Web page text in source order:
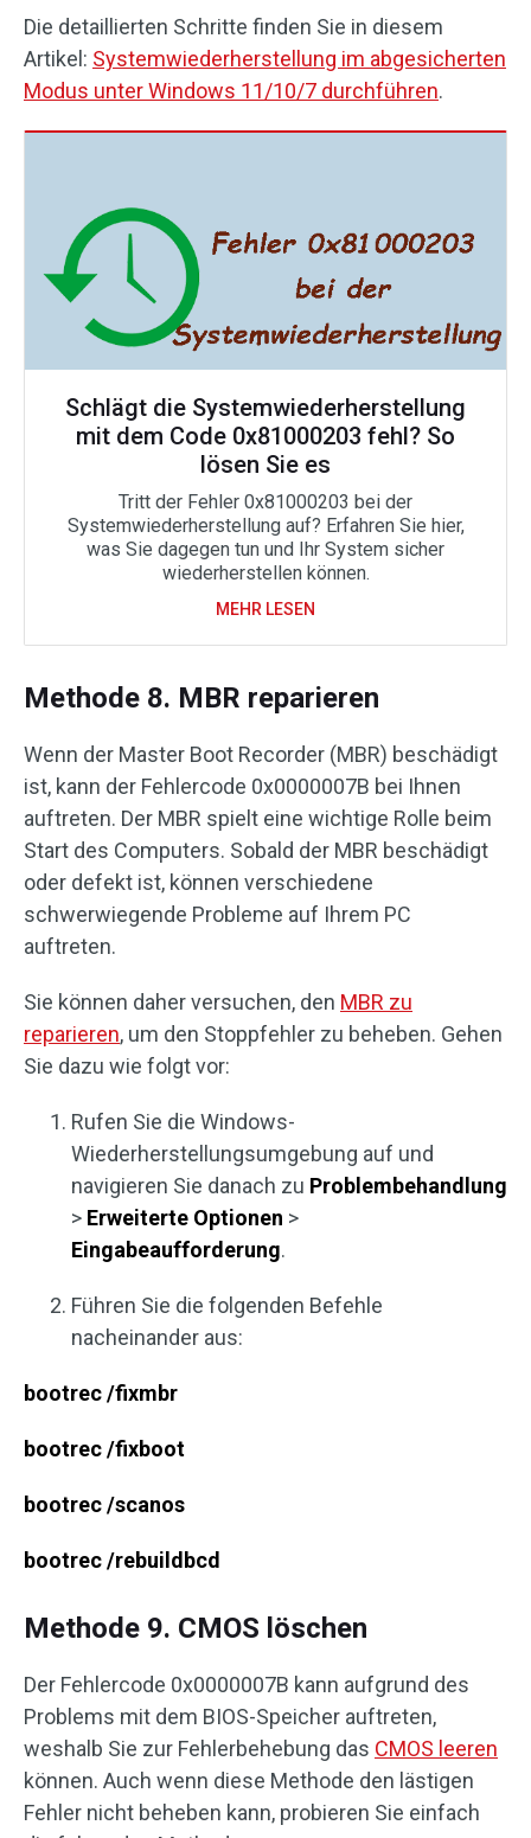
Die detaillierten Schritte finden Sie in diesem
Artikel: Systemwiederherstellung im abgesicherten
Modus unter Windows 11/10/7 durchführen.
Schlägt die Systemwiederherstellung
mit dem Code 0x81000203 fehl? So
lösen Sie es
Tritt der Fehler 0x81000203 bei der
Systemwiederherstellung auf? Erfahren Sie hier,
was Sie dagegen tun und Ihr System sicher
wiederherstellen können.
MEHR LESEN
Methode 8. MBR reparieren
Wenn der Master Boot Recorder (MBR) beschädigt
ist, kann der Fehlercode 0x0000007B bei Ihnen
auftreten. Der MBR spielt eine wichtige Rolle beim
Start des Computers. Sobald der MBR beschädigt
oder defekt ist, können verschiedene
schwerwiegende Probleme auf Ihrem PC
auftreten.
Sie können daher versuchen, den MBR zu
reparieren, um den Stoppfehler zu beheben. Gehen
Sie dazu wie folgt vor:
Rufen Sie die Windows-
Wiederherstellungsumgebung auf und
navigieren Sie danach zu Problembehandlung
> Erweiterte Optionen >
Eingabeaufforderung.
Führen Sie die folgenden Befehle
nacheinander aus:
bootrec /fixmbr
bootrec /fixboot
bootrec /scanos
bootrec /rebuildbcd
Methode 9. CMOS löschen
Der Fehlercode 0x0000007B kann aufgrund des
Problems mit dem BIOS-Speicher auftreten,
weshalb Sie zur Fehlerbehebung das CMOS leeren
können. Auch wenn diese Methode den lästigen
Fehler nicht beheben kann, probieren Sie einfach